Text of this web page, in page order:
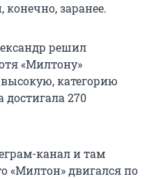
заранее.
решил
«Милтону»
категорию
достигала 270
канал и там
«Милтон» двигался по